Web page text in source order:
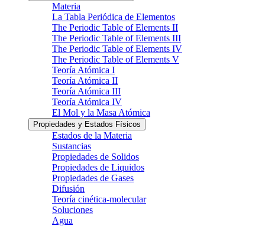
Materia
La Tabla Periódica de Elementos
The Periodic Table of Elements II
The Periodic Table of Elements III
The Periodic Table of Elements IV
The Periodic Table of Elements V
Teoría Atómica I
Teoría Atómica II
Teoría Atómica III
Teoría Atómica IV
El Mol y la Masa Atómica
Propiedades y Estados Físicos
Estados de la Materia
Sustancias
Propiedades de Solidos
Propiedades de Liquidos
Propiedades de Gases
Difusión
Teoría cinética-molecular
Soluciones
Agua